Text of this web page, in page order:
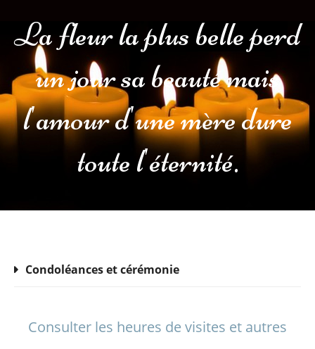
La fleur la plus belle perd
un jour sa beauté mais
l'amour d'une mère dure
toute l'éternité.
Condoléances et cérémonie
Consulter les heures de visites et autres